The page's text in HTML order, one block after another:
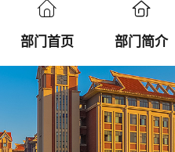
部门首页 部门简介